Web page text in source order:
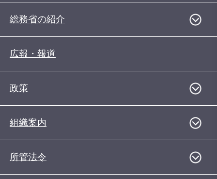
総務省の紹介
広報・報道
政策
組織案内
所管法令